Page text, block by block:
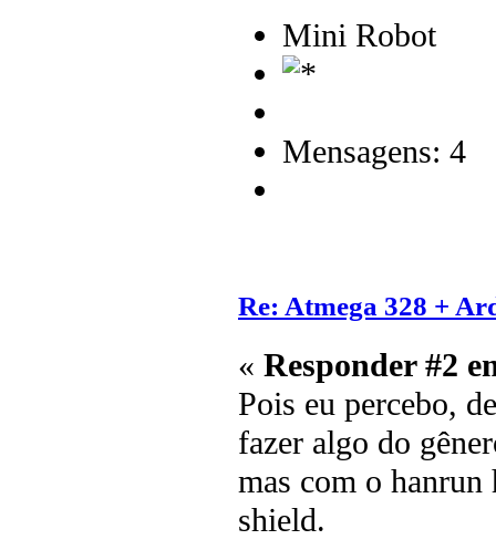
Mini Robot
Mensagens: 4
Re: Atmega 328 +
« Responder #2
Pois eu percebo,
fazer algo do
mas com o hanrun
shield.